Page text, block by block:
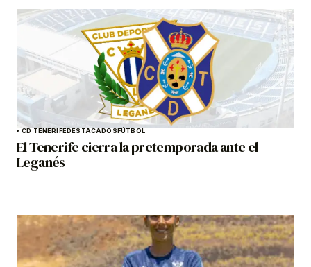
CD TENERIFEDESTACADOSFÚTBOL
El Tenerife cierra la pretemporada ante el
Leganés